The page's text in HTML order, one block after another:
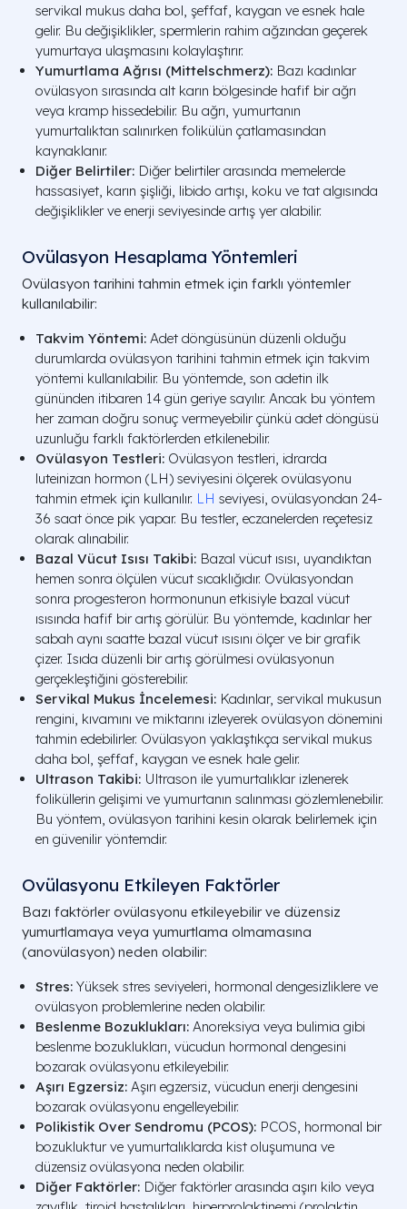
servikal mukus daha bol, şeffaf, kaygan ve esnek hale
gelir. Bu değişiklikler, spermlerin rahim ağzından geçerek
yumurtaya ulaşmasını kolaylaştırır.
Yumurtlama Ağrısı (Mittelschmerz): Bazı kadınlar
ovülasyon sırasında alt karın bölgesinde hafif bir ağrı
veya kramp hissedebilir. Bu ağrı, yumurtanın
yumurtalıktan salınırken folikülün çatlamasından
kaynaklanır.
Diğer Belirtiler: Diğer belirtiler arasında memelerde
hassasiyet, karın şişliği, libido artışı, koku ve tat algısında
değişiklikler ve enerji seviyesinde artış yer alabilir.
Ovülasyon Hesaplama Yöntemleri
Ovülasyon tarihini tahmin etmek için farklı yöntemler
kullanılabilir:
Takvim Yöntemi: Adet döngüsünün düzenli olduğu
durumlarda ovülasyon tarihini tahmin etmek için takvim
yöntemi kullanılabilir. Bu yöntemde, son adetin ilk
gününden itibaren 14 gün geriye sayılır. Ancak bu yöntem
her zaman doğru sonuç vermeyebilir çünkü adet döngüsü
uzunluğu farklı faktörlerden etkilenebilir.
Ovülasyon Testleri: Ovülasyon testleri, idrarda
luteinizan hormon (LH) seviyesini ölçerek ovülasyonu
tahmin etmek için kullanılır. LH seviyesi, ovülasyondan 24-
36 saat önce pik yapar. Bu testler, eczanelerden reçetesiz
olarak alınabilir.
Bazal Vücut Isısı Takibi: Bazal vücut ısısı, uyandıktan
hemen sonra ölçülen vücut sıcaklığıdır. Ovülasyondan
sonra progesteron hormonunun etkisiyle bazal vücut
ısısında hafif bir artış görülür. Bu yöntemde, kadınlar her
sabah aynı saatte bazal vücut ısısını ölçer ve bir grafik
çizer. Isıda düzenli bir artış görülmesi ovülasyonun
gerçekleştiğini gösterebilir.
Servikal Mukus İncelemesi: Kadınlar, servikal mukusun
rengini, kıvamını ve miktarını izleyerek ovülasyon dönemini
tahmin edebilirler. Ovülasyon yaklaştıkça servikal mukus
daha bol, şeffaf, kaygan ve esnek hale gelir.
Ultrason Takibi: Ultrason ile yumurtalıklar izlenerek
foliküllerin gelişimi ve yumurtanın salınması gözlemlenebilir.
Bu yöntem, ovülasyon tarihini kesin olarak belirlemek için
en güvenilir yöntemdir.
Ovülasyonu Etkileyen Faktörler
Bazı faktörler ovülasyonu etkileyebilir ve düzensiz
yumurtlamaya veya yumurtlama olmamasına
(anovülasyon) neden olabilir:
Stres: Yüksek stres seviyeleri, hormonal dengesizliklere ve
ovülasyon problemlerine neden olabilir.
Beslenme Bozuklukları: Anoreksiya veya bulimia gibi
beslenme bozuklukları, vücudun hormonal dengesini
bozarak ovülasyonu etkileyebilir.
Aşırı Egzersiz: Aşırı egzersiz, vücudun enerji dengesini
bozarak ovülasyonu engelleyebilir.
Polikistik Over Sendromu (PCOS): PCOS, hormonal bir
bozukluktur ve yumurtalıklarda kist oluşumuna ve
düzensiz ovülasyona neden olabilir.
Diğer Faktörler: Diğer faktörler arasında aşırı kilo veya